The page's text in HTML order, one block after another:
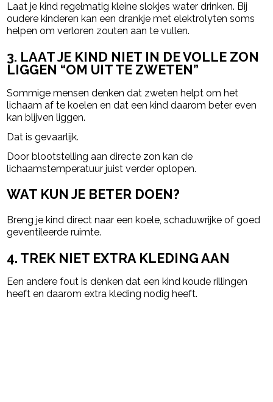
Laat je kind regelmatig kleine slokjes water drinken. Bij
oudere kinderen kan een drankje met elektrolyten soms
helpen om verloren zouten aan te vullen.
3. LAAT JE KIND NIET IN DE VOLLE ZON
LIGGEN “OM UIT TE ZWETEN”
Sommige mensen denken dat zweten helpt om het
lichaam af te koelen en dat een kind daarom beter even
kan blijven liggen.
Dat is gevaarlijk.
Door blootstelling aan directe zon kan de
lichaamstemperatuur juist verder oplopen.
WAT KUN JE BETER DOEN?
Breng je kind direct naar een koele, schaduwrijke of goed
geventileerde ruimte.
4. TREK NIET EXTRA KLEDING AAN
Een andere fout is denken dat een kind koude rillingen
heeft en daarom extra kleding nodig heeft.